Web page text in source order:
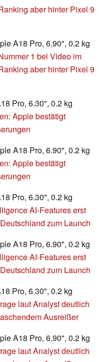
aber hinter Pixel 9
A18 Pro, 6.90", 0.2 kg
1 bei Video im
aber hinter Pixel 9
Pro, 6.30", 0.2 kg
Apple bestätigt
A18 Pro, 6.90", 0.2 kg
Apple bestätigt
Pro, 6.30", 0.2 kg
AI-Features erst
zum Launch
A18 Pro, 6.90", 0.2 kg
AI-Features erst
zum Launch
Pro, 6.30", 0.2 kg
laut Analyst deutlich
Ausreißer
A18 Pro, 6.90", 0.2 kg
laut Analyst deutlich